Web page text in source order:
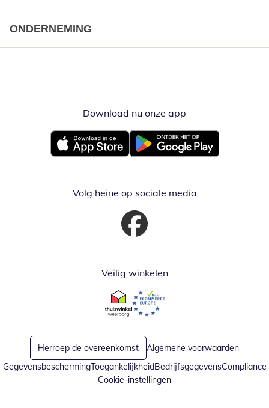
ONDERNEMING
Download nu onze app
Opent in nieuw vensterOpent in nieuw venster
Volg heine op sociale media
Opent in nieuw venster
Veilig winkelen
Opent in nieuw venster
Opent in nieuw venster
Herroep de overeenkomst
Algemene voorwaarden
GegevensbeschermingToegankelijkheidBedrijfsgegevensCompliance
Cookie-instellingen